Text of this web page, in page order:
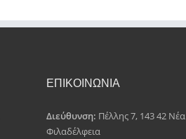
ΕΠΙΚΟΙΝΩΝΙΑ
Διεύθυνση: Πέλλης 7, 143 42 Νέα
Φιλαδέλφεια